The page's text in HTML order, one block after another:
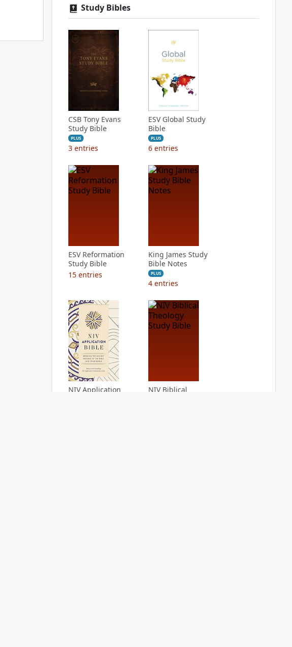
Study Bibles
CSB Tony Evans
Study Bible
PLUS
3 entries
ESV Global Study
Bible
PLUS
6 entries
ESV Reformation
Study Bible
15 entries
King James Study
Bible Notes
PLUS
4 entries
NIV Application
NIV Biblical